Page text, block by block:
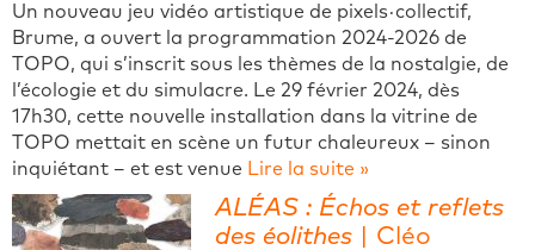
Un nouveau jeu vidéo artistique de pixels·collectif,
Brume, a ouvert la programmation 2024-2026 de
TOPO, qui s’inscrit sous les thèmes de la nostalgie, de
l’écologie et du simulacre. Le 29 février 2024, dès
17h30, cette nouvelle installation dans la vitrine de
TOPO mettait en scène un futur chaleureux – sinon
inquiétant – et est venue Lire la suite »
ALÉAS : Échos et reflets
des éolithes​ | Cléo